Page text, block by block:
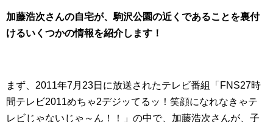
加藤浩次さんの自宅が、駒沢公園の近くであることを裏付
けるいくつかの情報を紹介します！
まず、2011年7月23日に放送されたテレビ番組「FNS27時
間テレビ2011めちゃ2デジッてるッ！笑顔になれなきゃテ
レビじゃないじゃ～ん！！」の中で、加藤浩次さんが、子